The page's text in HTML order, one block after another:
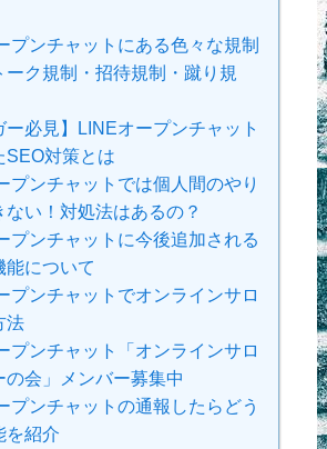
プンチャットにある色々な規制
ーク規制・招待規制・蹴り規
ー必見】LINEオープンチャット
SEO対策とは
プンチャットでは個人間のやり
ない！対処法はあるの？
プンチャットに今後追加される
能について
プンチャットでオンラインサロ
法
プンチャット「オンラインサロ
の会」メンバー募集中
プンチャットの通報したらどう
を紹介